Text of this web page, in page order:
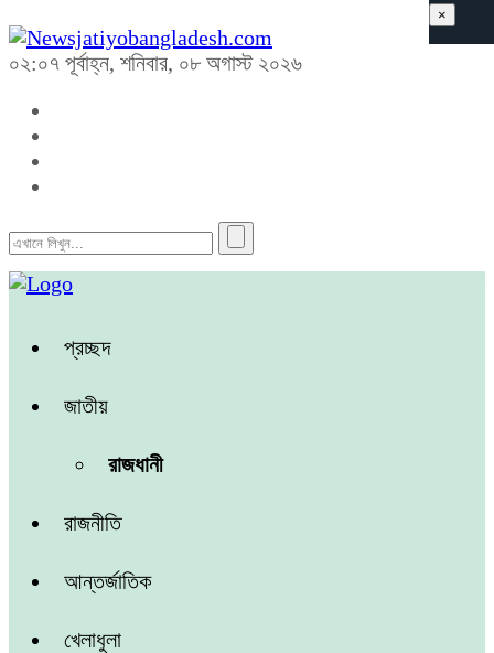
০২:০৭ পূর্বাহ্ন, শনিবার, ০৮ অগাস্ট ২০২৬
প্রচ্ছদ
জাতীয়
রাজধানী
রাজনীতি
আন্তর্জাতিক
খেলাধুলা
×